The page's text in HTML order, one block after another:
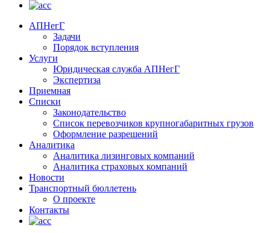
АПНегГ
Задачи
Порядок вступления
Услуги
Юридическая служба АПНегГ
Экспертиза
Приемная
Списки
Законодательство
Список перевозчиков крупногабаритных грузов
Оформление разрешений
Аналитика
Аналитика лизинговых компаний
Aналитика страховых компаний
Новости
Транспортный бюллетень
О проекте
Контакты